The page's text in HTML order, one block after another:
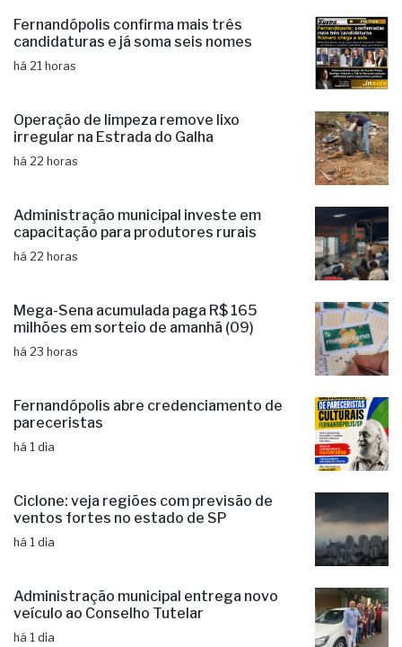
Fernandópolis confirma mais três
candidaturas e já soma seis nomes
há 21 horas
Operação de limpeza remove lixo
irregular na Estrada do Galha
há 22 horas
Administração municipal investe em
capacitação para produtores rurais
há 22 horas
Mega-Sena acumulada paga R$ 165
milhões em sorteio de amanhã (09)
há 23 horas
Fernandópolis abre credenciamento de
pareceristas
há 1 dia
Ciclone: veja regiões com previsão de
ventos fortes no estado de SP
há 1 dia
Administração municipal entrega novo
veículo ao Conselho Tutelar
há 1 dia